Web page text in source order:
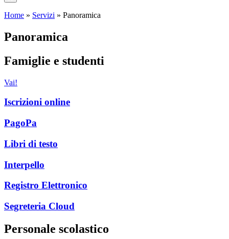
Home » Servizi » Panoramica
Panoramica
Famiglie e studenti
Vai!
Iscrizioni online
PagoPa
Libri di testo
Interpello
Registro Elettronico
Segreteria Cloud
Personale scolastico